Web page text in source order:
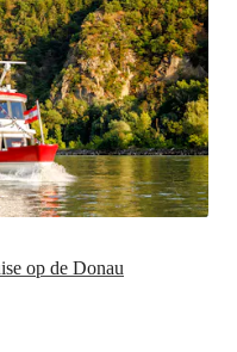
op de Donau